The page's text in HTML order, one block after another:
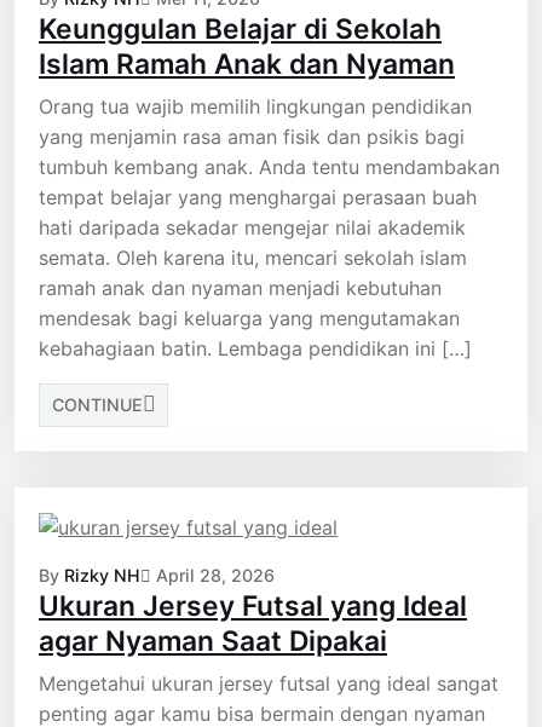
Keunggulan Belajar di Sekolah
Islam Ramah Anak dan Nyaman
Orang tua wajib memilih lingkungan pendidikan
yang menjamin rasa aman fisik dan psikis bagi
tumbuh kembang anak. Anda tentu mendambakan
tempat belajar yang menghargai perasaan buah
hati daripada sekadar mengejar nilai akademik
semata. Oleh karena itu, mencari sekolah islam
ramah anak dan nyaman menjadi kebutuhan
mendesak bagi keluarga yang mengutamakan
kebahagiaan batin. Lembaga pendidikan ini […]
CONTINUE
By Rizky NH April 28, 2026
Ukuran Jersey Futsal yang Ideal
agar Nyaman Saat Dipakai
Mengetahui ukuran jersey futsal yang ideal sangat
penting agar kamu bisa bermain dengan nyaman